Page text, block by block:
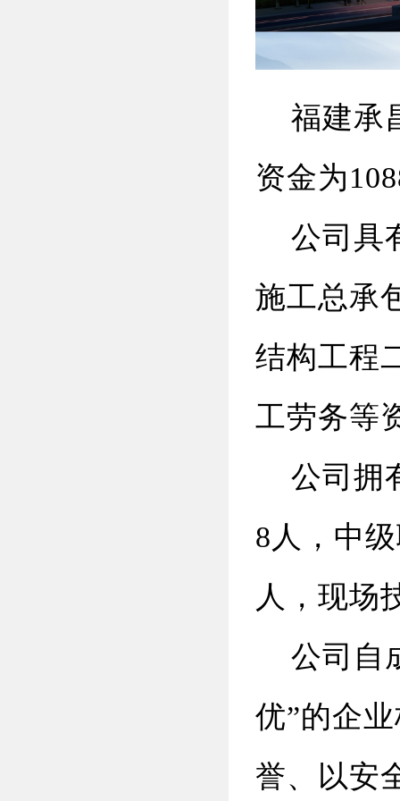
福建承
资金为
公司具
施工总承
结构工程
工劳务等
公司拥
8人，中
人，现场
公司自
优”的企
誉、以安